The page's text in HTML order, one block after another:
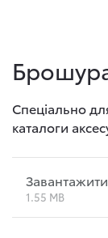
Спеціально
каталоги
Завантажити
1.55 MB